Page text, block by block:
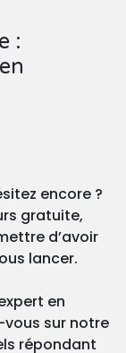
:
encore ?
gratuite,
d’avoir
lancer.
en
vous sur notre
répondant